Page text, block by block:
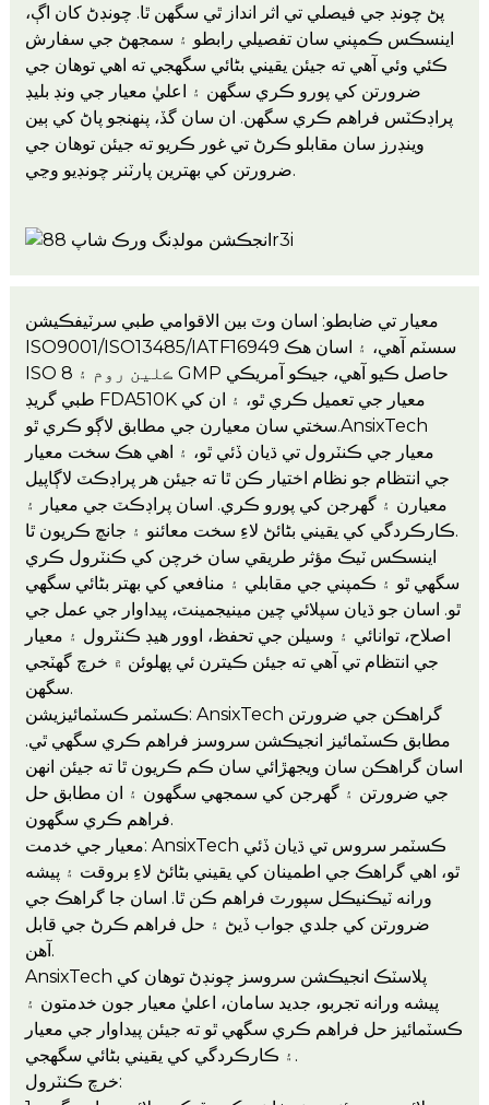
پڻ چونڊ جي فيصلي تي اثر انداز ٿي سگهن ٿا. چونڊڻ کان اڳ،
اينسڪس ڪمپني سان تفصيلي رابطو ۽ سمجھڻ جي سفارش
ڪئي وئي آهي ته جيئن يقيني بڻائي سگهجي ته اهي توهان جي
ضرورتن کي پورو ڪري سگهن ۽ اعليٰ معيار جي ونڊ بليڊ
پراڊڪٽس فراهم ڪري سگهن. ان سان گڏ، پنهنجو پاڻ کي ٻين
وينڊرز سان مقابلو ڪرڻ تي غور ڪريو ته جيئن توهان جي
ضرورتن کي بهترين پارٽنر چونڊيو وڃي.
معيار تي ضابطو: اسان وٽ بين الاقوامي طبي سرٽيفڪيشن
ISO9001/ISO13485/IATF16949 سسٽم آهي، ۽ اسان هڪ
ISO 8 ڪلين روم ۽ GMP حاصل ڪيو آهي، جيڪو آمريڪي
طبي گريڊ FDA510K معيار جي تعميل ڪري ٿو، ۽ ان کي
سختي سان معيارن جي مطابق لاڳو ڪري ٿو.AnsixTech
معيار جي ڪنٽرول تي ڌيان ڏئي ٿو، ۽ اهي هڪ سخت معيار
جي انتظام جو نظام اختيار ڪن ٿا ته جيئن هر پراڊڪٽ لاڳاپيل
معيارن ۽ گهرجن کي پورو ڪري. اسان پراڊڪٽ جي معيار ۽
ڪارڪردگي کي يقيني بڻائڻ لاءِ سخت معائنو ۽ جانچ ڪريون ٿا.
اينسڪس ٽيڪ مؤثر طريقي سان خرچن کي ڪنٽرول ڪري
سگهي ٿو ۽ ڪمپني جي مقابلي ۽ منافعي کي بهتر بڻائي سگهي
ٿو. اسان جو ڌيان سپلائي چين مينيجمينٽ، پيداوار جي عمل جي
اصلاح، توانائي ۽ وسيلن جي تحفظ، اوور هيڊ ڪنٽرول ۽ معيار
جي انتظام تي آهي ته جيئن ڪيترن ئي پهلوئن ۾ خرچ گهٽجي
سگهن.
ڪسٽمر ڪسٽمائيزيشن: AnsixTech گراهڪن جي ضرورتن
مطابق ڪسٽمائيز انجيڪشن سروسز فراهم ڪري سگهي ٿي.
اسان گراهڪن سان ويجهڙائي سان ڪم ڪريون ٿا ته جيئن انهن
جي ضرورتن ۽ گهرجن کي سمجهي سگهون ۽ ان مطابق حل
فراهم ڪري سگهون.
معيار جي خدمت: AnsixTech ڪسٽمر سروس تي ڌيان ڏئي
ٿو، اهي گراهڪ جي اطمينان کي يقيني بڻائڻ لاءِ بروقت ۽ پيشه
ورانه ٽيڪنيڪل سپورٽ فراهم ڪن ٿا. اسان جا گراهڪ جي
ضرورتن کي جلدي جواب ڏيڻ ۽ حل فراهم ڪرڻ جي قابل
آهن.
AnsixTech پلاسٽڪ انجيڪشن سروسز چونڊڻ توهان کي
پيشه ورانه تجربو، جديد سامان، اعليٰ معيار جون خدمتون ۽
ڪسٽمائيز حل فراهم ڪري سگهي ٿو ته جيئن پيداوار جي معيار
۽ ڪارڪردگي کي يقيني بڻائي سگهجي.
خرچ ڪنٽرول: